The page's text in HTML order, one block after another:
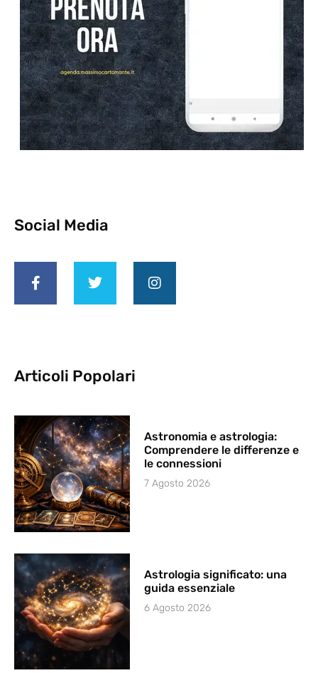
Social Media
Articoli Popolari
Astronomia e astrologia:
Comprendere le differenze e
le connessioni
7 Agosto 2026
Astrologia significato: una
guida essenziale
6 Agosto 2026